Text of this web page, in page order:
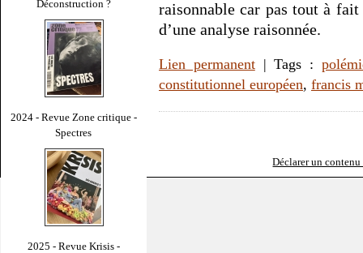
Déconstruction ?
2024 - Revue Zone critique -
Spectres
2025 - Revue Krisis -
raisonnable car pas tout à
d’une analyse raisonnée.
Lien permanent| Tags :
constitutionnel européen, francis
Déclarer un